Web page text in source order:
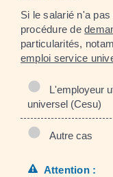
Si le salarié n'a
procédure de
particularités,
emploi service
L'employeur
universel (Cesu)
Autre cas
Attention :